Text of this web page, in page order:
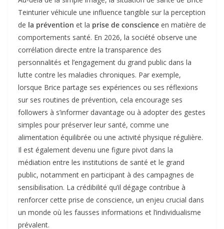
Teinturier véhicule une influence tangible sur la perception
de la prévention et la prise de conscience en matière de
comportements santé. En 2026, la société observe une
corrélation directe entre la transparence des
personnalités et l’engagement du grand public dans la
lutte contre les maladies chroniques. Par exemple,
lorsque Brice partage ses expériences ou ses réflexions
sur ses routines de prévention, cela encourage ses
followers à s’informer davantage ou à adopter des gestes
simples pour préserver leur santé, comme une
alimentation équilibrée ou une activité physique régulière.
Il est également devenu une figure pivot dans la
médiation entre les institutions de santé et le grand
public, notamment en participant à des campagnes de
sensibilisation. La crédibilité qu’il dégage contribue à
renforcer cette prise de conscience, un enjeu crucial dans
un monde où les fausses informations et l’individualisme
prévalent.